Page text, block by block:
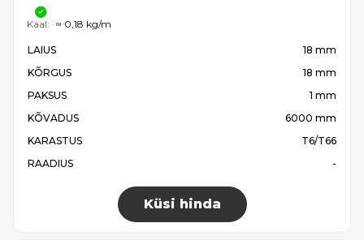
LAIUS
18 mm
KÕRGUS
18 mm
PAKSUS
1 mm
KÕVADUS
6000 mm
KARASTUS
T6/T66
RAADIUS
-
Küsi hinda
Kaal: ≈ 0,18 kg/m